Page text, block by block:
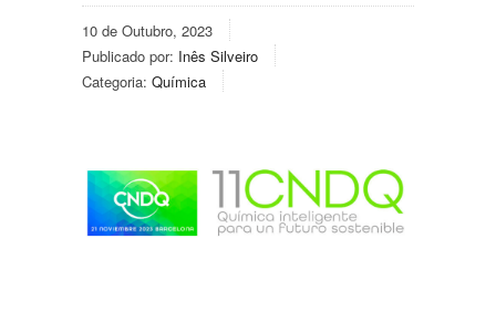
10 de Outubro, 2023
Publicado por: Inês Silveiro
Categoria: Química